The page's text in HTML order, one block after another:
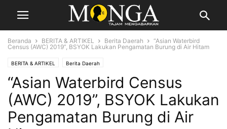
Beranda BERITA & ARTIKEL Berita Daerah
“Asian Waterbird
Census (AWC) 2019”, BSYOK Lakukan Pengamatan Burung di Air Hitam
BERITA & ARTIKEL Berita Daerah
“Asian Waterbird Census
(AWC) 2019”, BSYOK Lakukan
Pengamatan Burung di Air